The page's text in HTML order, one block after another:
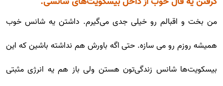
من بخت و اقبالم رو خیلی جدی می‌گیرم. داشتن یه شانس خوب
همیشه روزم رو می سازه. حتی اگه باورش هم نداشته باشین که این
بیسکویت‌ها شانس زندگی‌تون هستن ولی باز هم یه انرژی مثبتی